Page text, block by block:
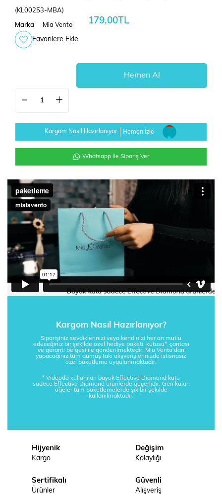
(KL00253-MBA)
Marka Mia Vento 179,00TL
Favorilere Ekle
Kargom Nasıl Hazırlanıyor Hemen İzle
Whatsapp ile Sipariş Ver
Kargom Nasıl Hazırlanıyor?
Siparişiniz sevdiklerinizi veya kendinizi her an mutlu
edeceğiniz bir şekilde özel hediye paketi, kutusu*, çantası
ve garanti belgesi ile gönderilmektedir. Mia Vento’dan
yapacağınız tüm gümüş takı alışverişlerinizde istisnasız
özel paketleme uygulanmaktadır.
* Videoda kullanılan büyük Effective Diamond kutu
sadece Effective Diamond ürünlerde geçerlidir. Geri kalan
öğeler tüm paketlemelerde şık bir şekilde
kullanılmaktadır.
Hijyenik
Kargo
Değişim
Kolaylığı
Sertifikalı
Ürünler
Güvenli
Alışveriş